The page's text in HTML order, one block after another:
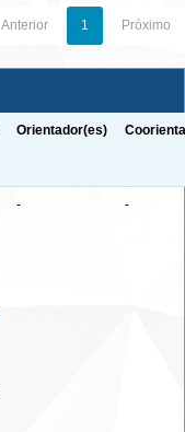
Anterior 1 Próximo
Orientador(es)
- -